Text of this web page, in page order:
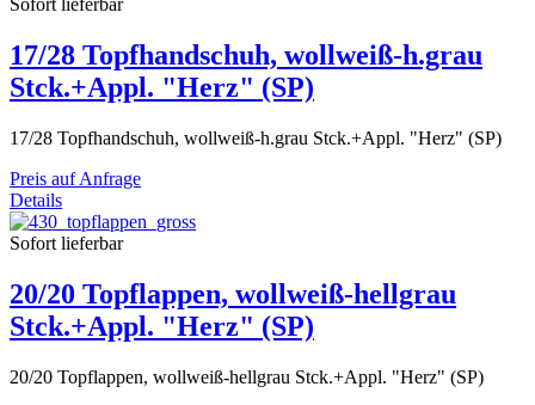
Sofort lieferbar
17/28 Topfhandschuh, wollweiß-h.grau
Stck.+Appl. "Herz" (SP)
17/28 Topfhandschuh, wollweiß-h.grau Stck.+Appl. "Herz" (SP)
Preis auf Anfrage
Details
Sofort lieferbar
20/20 Topflappen, wollweiß-hellgrau
Stck.+Appl. "Herz" (SP)
20/20 Topflappen, wollweiß-hellgrau Stck.+Appl. "Herz" (SP)